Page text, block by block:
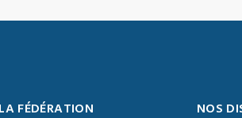
LA FÉDÉRATION NOS